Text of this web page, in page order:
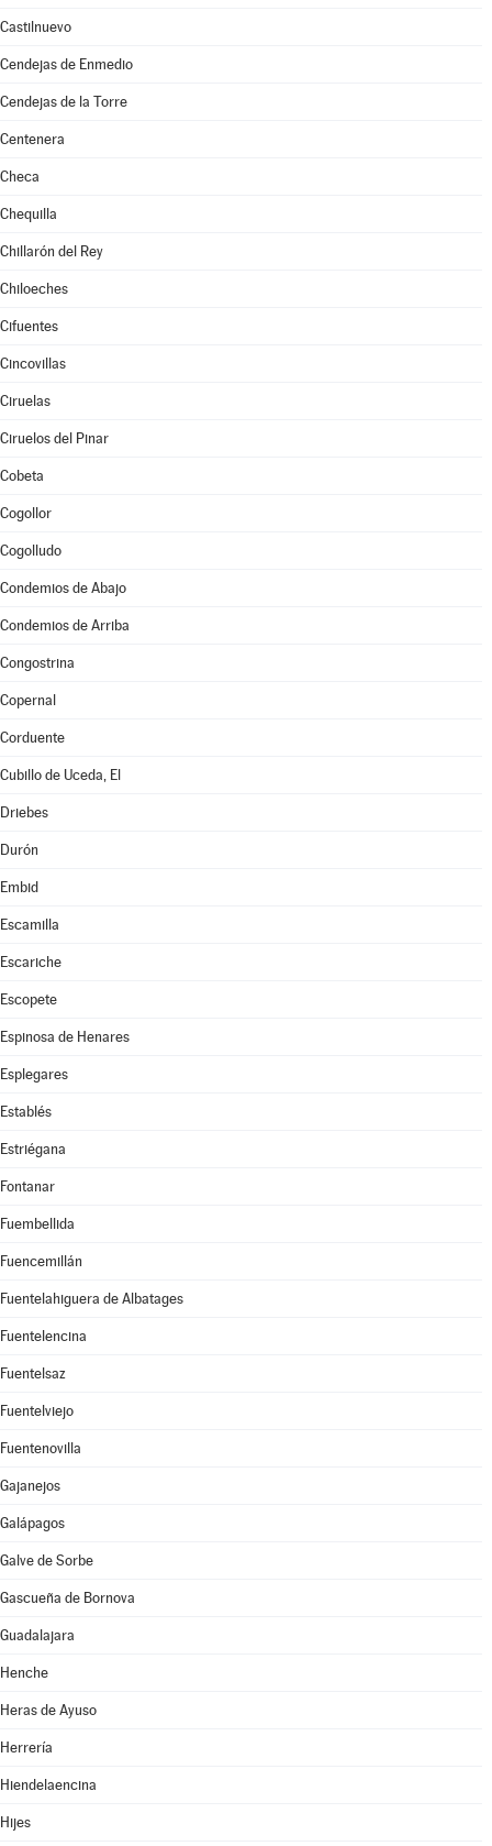
Castilnuevo
Cendejas de Enmedio
Cendejas de la Torre
Centenera
Checa
Chequilla
Chillarón del Rey
Chiloeches
Cifuentes
Cincovillas
Ciruelas
Ciruelos del Pinar
Cobeta
Cogollor
Cogolludo
Condemios de Abajo
Condemios de Arriba
Congostrina
Copernal
Corduente
Cubillo de Uceda, El
Driebes
Durón
Embid
Escamilla
Escariche
Escopete
Espinosa de Henares
Esplegares
Establés
Estriégana
Fontanar
Fuembellida
Fuencemillán
Fuentelahiguera de Albatages
Fuentelencina
Fuentelsaz
Fuentelviejo
Fuentenovilla
Gajanejos
Galápagos
Galve de Sorbe
Gascueña de Bornova
Guadalajara
Henche
Heras de Ayuso
Herrería
Hiendelaencina
Hijes